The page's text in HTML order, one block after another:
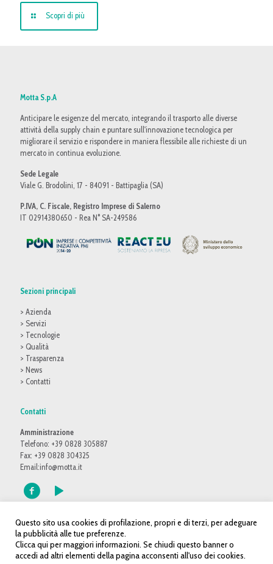
Scopri di più
Motta S.p.A
Anticipare le esigenze del mercato, integrando il trasporto alle diverse
attività della supply chain e puntare sull'innovazione tecnologica per
migliorare il servizio e rispondere in maniera flessibile alle richieste di un
mercato in continua evoluzione.
Sede Legale
Viale G. Brodolini, 17 - 84091 - Battipaglia (SA)
P.IVA, C. Fiscale, Registro Imprese di Salerno
IT 02914380650 - Rea N° SA-249586
Sezioni principali
> Azienda
> Servizi
> Tecnologie
> Qualità
> Trasparenza
> News
> Contatti
Contatti
Amministrazione
Telefono: +39 0828 305887
Fax: +39 0828 304325
Email:info@motta.it
© 2016 Motta S.p.A. Tutti i diritti riservati - P.IVA: 02914380650 |Web
Questo sito usa cookies di profilazione, propri e di terzi, per adeguare
la pubblicità alle tue preferenze.
Clicca qui per maggiori informazioni. Se chiudi questo banner o
accedi ad altri elementi della pagina acconsenti all'uso dei cookies.